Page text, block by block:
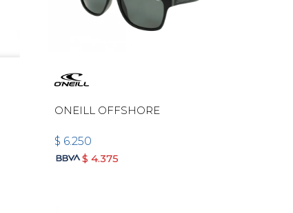
ONEILL OFFSHORE
$ 6.250
$ 4.375